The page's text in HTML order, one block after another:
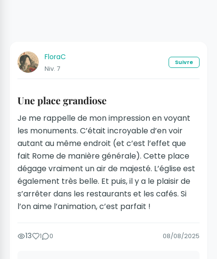
FloraC
Niv. 7
Suivre
Une place grandiose
Je me rappelle de mon impression en voyant
les monuments. C’était incroyable d’en voir
autant au même endroit (et c’est l’effet que
fait Rome de manière générale). Cette place
dégage vraiment un air de majesté. L’église est
également très belle. Et puis, il y a le plaisir de
s’arrêter dans les restaurants et les cafés. Si
l’on aime l’animation, c’est parfait !
13 1 0 08/08/2025